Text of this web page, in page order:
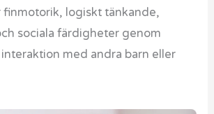
finmotorik, logiskt tänkande,
sociala färdigheter genom
med andra barn eller